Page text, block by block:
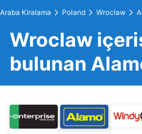
Araba Kiralama Poland Wroclaw
Wroclaw
bulunan